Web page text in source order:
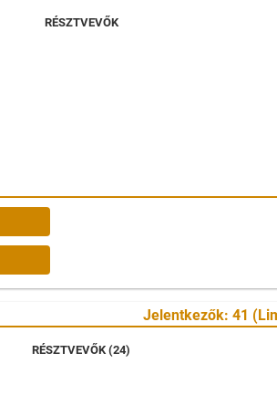
RÉSZTVEVŐK
Jelentkezők: 41
RÉSZTVEVŐK (24)